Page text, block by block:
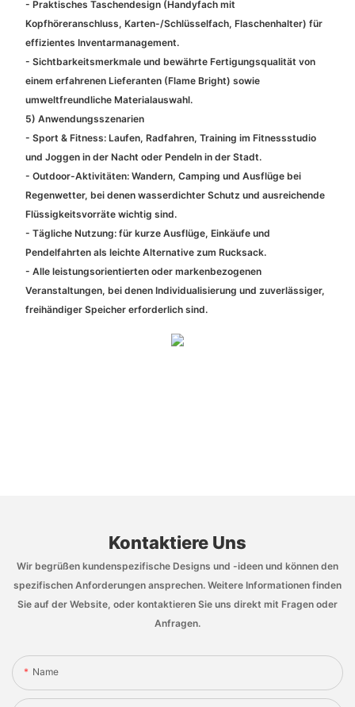
- Praktisches Taschendesign (Handyfach mit
Kopfhöreranschluss, Karten-/Schlüsselfach, Flaschenhalter) für
effizientes Inventarmanagement.
- Sichtbarkeitsmerkmale und bewährte Fertigungsqualität von
einem erfahrenen Lieferanten (Flame Bright) sowie
umweltfreundliche Materialauswahl.
5) Anwendungsszenarien
- Sport & Fitness: Laufen, Radfahren, Training im Fitnessstudio
und Joggen in der Nacht oder Pendeln in der Stadt.
- Outdoor-Aktivitäten: Wandern, Camping und Ausflüge bei
Regenwetter, bei denen wasserdichter Schutz und ausreichende
Flüssigkeitsvorräte wichtig sind.
- Tägliche Nutzung: für kurze Ausflüge, Einkäufe und
Pendelfahrten als leichte Alternative zum Rucksack.
- Alle leistungsorientierten oder markenbezogenen
Veranstaltungen, bei denen Individualisierung und zuverlässiger,
freihändiger Speicher erforderlich sind.
Kontaktiere Uns
Wir begrüßen kundenspezifische Designs und -ideen und können den
spezifischen Anforderungen ansprechen. Weitere Informationen finden
Sie auf der Website, oder kontaktieren Sie uns direkt mit Fragen oder
Anfragen.
Name